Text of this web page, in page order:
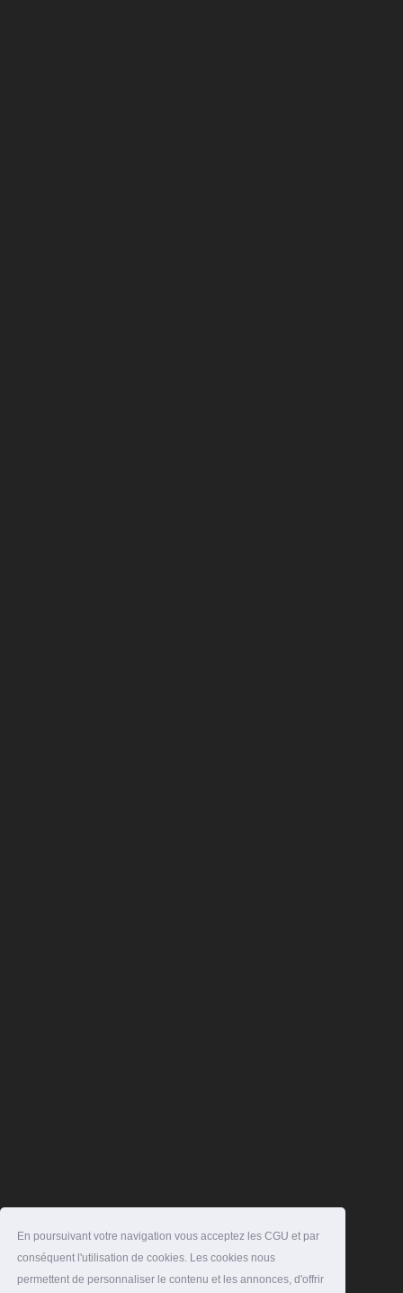
En poursuivant votre navigation vous acceptez les CGU et par
conséquent l'utilisation de cookies. Les cookies nous
permettent de personnaliser le contenu et les annonces, d'offrir